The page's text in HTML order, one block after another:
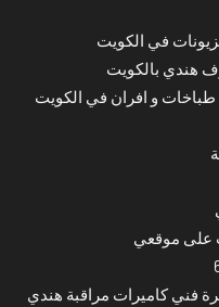
في الكويت
هندي بالكويت
طباخات و افران في الكويت
على موقعي
فني كاميرات مراقبة هندي